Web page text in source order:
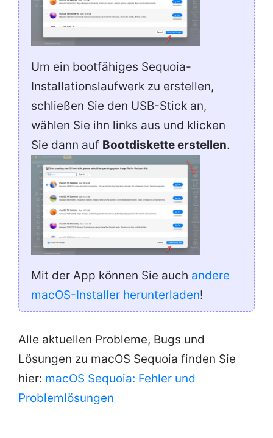
Um ein bootfähiges Sequoia-
Installationslaufwerk zu erstellen,
schließen Sie den USB-Stick an,
wählen Sie ihn links aus und klicken
Sie dann auf Bootdiskette erstellen.
Mit der App können Sie auch andere
macOS-Installer herunterladen!
Alle aktuellen Probleme, Bugs und
Lösungen zu macOS Sequoia finden Sie
hier: macOS Sequoia: Fehler und
Problemlösungen